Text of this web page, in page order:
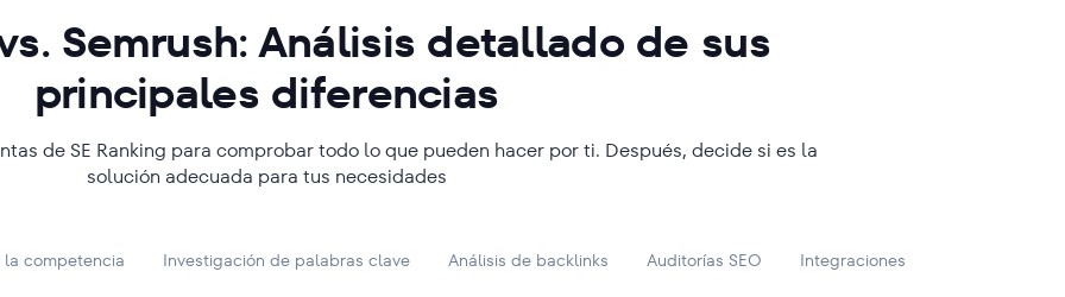
Hay una diferencia importante que destaca: SE Ranking ofrece una
suscripción mensual mucho más rentable. Muchas otras herramientas se
apoyan en su reputación consolidada y dan por hecho que los usuarios
seguirán renovando a pesar del aumento de precios. SE Ranking, en cambio,
demuestra constantemente que sigue mejorando su producto y lo ofrece a
un precio muy competitivo.
Como agencia, encontrar una herramienta que combine un precio
competitivo con un alto nivel de funcionalidad es clave, y SE Ranking lo
consigue. Puede competir de tú a tú con opciones más caras como Semrush
o Ahrefs, ofreciendo prácticamente las mismas funcionalidades a un precio
mucho más razonable.
Semrush: Análisis detallado de sus
principales diferencias
de SE Ranking para comprobar todo lo que pueden hacer por ti. Después, decide si es la
solución adecuada para tus necesidades
competencia Investigación de palabras clave Análisis de backlinks Auditorías SEO
Integraciones